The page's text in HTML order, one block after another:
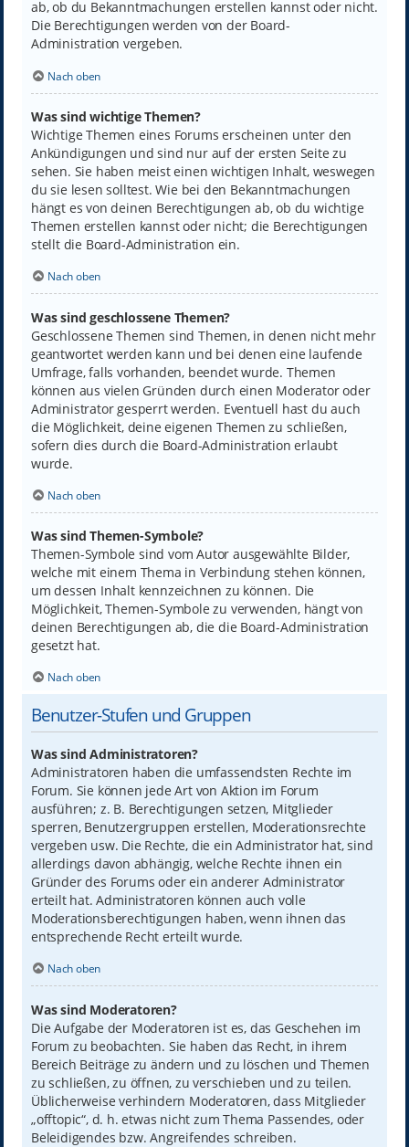
ab, ob du Bekanntmachungen erstellen kannst oder nicht.
Die Berechtigungen werden von der Board-
Administration vergeben.
Nach oben
Was sind wichtige Themen?
Wichtige Themen eines Forums erscheinen unter den
Ankündigungen und sind nur auf der ersten Seite zu
sehen. Sie haben meist einen wichtigen Inhalt, weswegen
du sie lesen solltest. Wie bei den Bekanntmachungen
hängt es von deinen Berechtigungen ab, ob du wichtige
Themen erstellen kannst oder nicht; die Berechtigungen
stellt die Board-Administration ein.
Nach oben
Was sind geschlossene Themen?
Geschlossene Themen sind Themen, in denen nicht mehr
geantwortet werden kann und bei denen eine laufende
Umfrage, falls vorhanden, beendet wurde. Themen
können aus vielen Gründen durch einen Moderator oder
Administrator gesperrt werden. Eventuell hast du auch
die Möglichkeit, deine eigenen Themen zu schließen,
sofern dies durch die Board-Administration erlaubt
wurde.
Nach oben
Was sind Themen-Symbole?
Themen-Symbole sind vom Autor ausgewählte Bilder,
welche mit einem Thema in Verbindung stehen können,
um dessen Inhalt kennzeichnen zu können. Die
Möglichkeit, Themen-Symbole zu verwenden, hängt von
deinen Berechtigungen ab, die die Board-Administration
gesetzt hat.
Nach oben
Benutzer-Stufen und Gruppen
Was sind Administratoren?
Administratoren haben die umfassendsten Rechte im
Forum. Sie können jede Art von Aktion im Forum
ausführen; z. B. Berechtigungen setzen, Mitglieder
sperren, Benutzergruppen erstellen, Moderationsrechte
vergeben usw. Die Rechte, die ein Administrator hat, sind
allerdings davon abhängig, welche Rechte ihnen ein
Gründer des Forums oder ein anderer Administrator
erteilt hat. Administratoren können auch volle
Moderationsberechtigungen haben, wenn ihnen das
entsprechende Recht erteilt wurde.
Nach oben
Was sind Moderatoren?
Die Aufgabe der Moderatoren ist es, das Geschehen im
Forum zu beobachten. Sie haben das Recht, in ihrem
Bereich Beiträge zu ändern und zu löschen und Themen
zu schließen, zu öffnen, zu verschieben und zu teilen.
Üblicherweise verhindern Moderatoren, dass Mitglieder
„offtopic“, d. h. etwas nicht zum Thema Passendes, oder
Beleidigendes bzw. Angreifendes schreiben.